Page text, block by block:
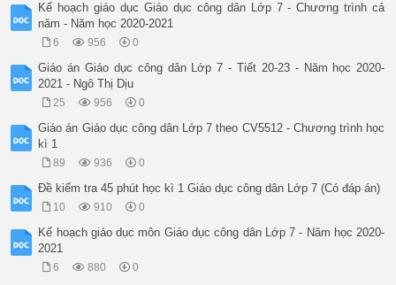
Kế hoạch giáo dục Giáo dục công dân Lớp 7 - Chương trình cả
năm - Năm học 2020-2021
6 956 0
Giáo án Giáo dục công dân Lớp 7 - Tiết 20-23 - Năm học 2020-
2021 - Ngô Thị Dịu
25 956 0
Giáo án Giáo dục công dân Lớp 7 theo CV5512 - Chương trình học
kì 1
89 936 0
Đề kiểm tra 45 phút học kì 1 Giáo dục công dân Lớp 7 (Có đáp án)
10 910 0
Kế hoạch giáo dục môn Giáo dục công dân Lớp 7 - Năm học 2020-
2021
6 880 0